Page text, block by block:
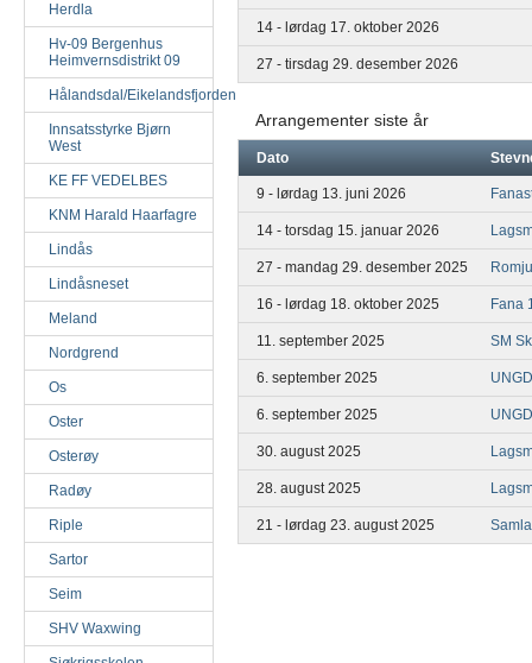
Herdla
Hv-09 Bergenhus
Heimvernsdistrikt 09
Hålandsdal/Eikelandsfjorden
Innsatsstyrke Bjørn
West
KE FF VEDELBES
KNM Harald Haarfagre
Lindås
Lindåsneset
Meland
Nordgrend
Os
Oster
Osterøy
Radøy
Riple
Sartor
Seim
SHV Waxwing
14 - lørdag 17. oktober 2026
27 - tirsdag 29. desember 2026
Arrangementer siste år
Dato
9 - lørdag 13. juni 2026
14 - torsdag 15. januar 2026
27 - mandag 29. desember 2025
16 - lørdag 18. oktober 2025 Fana
11. september 2025 SM
6. september 2025
6. september 2025
30. august 2025
28. august 2025
21 - lørdag 23. august 2025